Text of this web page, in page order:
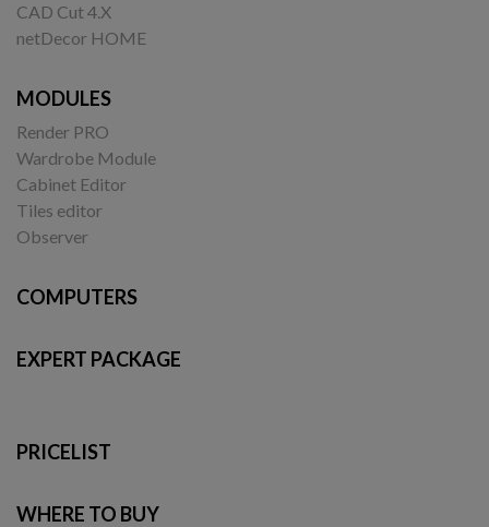
CAD Cut 4.X
netDecor HOME
MODULES
Render PRO
Wardrobe Module
Cabinet Editor
Tiles editor
Observer
COMPUTERS
EXPERT PACKAGE
PRICELIST
WHERE TO BUY